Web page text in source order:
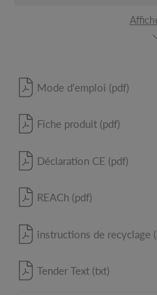
Mode d'emploi (pdf)
Fiche produit (pdf)
Déclaration CE (pdf)
REACh (pdf)
instructions de recyclage
Tender Text (txt)